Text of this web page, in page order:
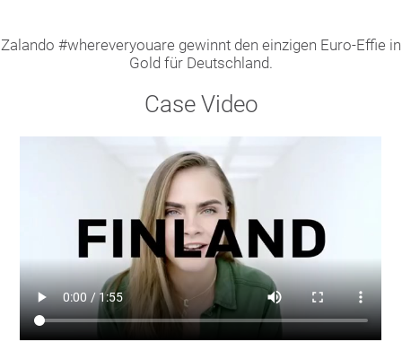
Zalando #whereveryouare gewinnt den einzigen Euro-Effie in
Gold für Deutschland.
Case Video